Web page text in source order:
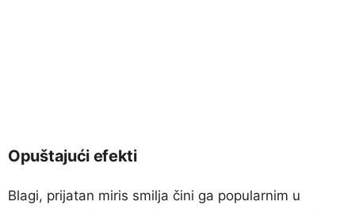
Opuštajući efekti
Blagi, prijatan miris smilja čini ga popularnim u